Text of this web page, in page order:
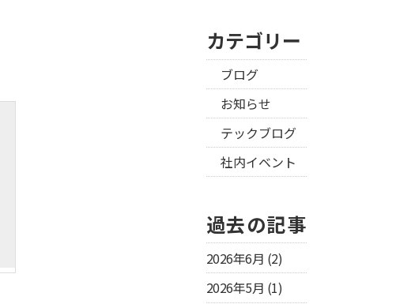
カテゴリー
ブログ
お知らせ
テックブログ
社内イベント
過去の記事
2026年6月 (2)
2026年5月 (1)